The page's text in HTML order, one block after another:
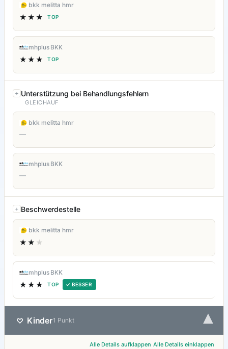
bkk melitta hmr
★★★ TOP
mhplus BKK
★★★ TOP
Unterstützung bei Behandlungsfehlern
GLEICHAUF
bkk melitta hmr
—
mhplus BKK
—
Beschwerdestelle
bkk melitta hmr
★★ ★
mhplus BKK
★★★ TOP ✓ BESSER
♡ Kinder1 Punkt ▾
Alle Details aufklappen Alle Details einklappen